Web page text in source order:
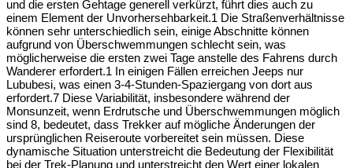
und die ersten Gehtage generell verkürzt, führt dies auch zu
einem Element der Unvorhersehbarkeit.1 Die Straßenverhältnisse
können sehr unterschiedlich sein, einige Abschnitte können
aufgrund von Überschwemmungen schlecht sein, was
möglicherweise die ersten zwei Tage anstelle des Fahrens durch
Wanderer erfordert.1 In einigen Fällen erreichen Jeeps nur
Lububesi, was einen 3-4-Stunden-Spaziergang von dort aus
erfordert.7 Diese Variabilität, insbesondere während der
Monsunzeit, wenn Erdrutsche und Überschwemmungen möglich
sind 8, bedeutet, dass Trekker auf mögliche Änderungen der
ursprünglichen Reiseroute vorbereitet sein müssen. Diese
dynamische Situation unterstreicht die Bedeutung der Flexibilität
bei der Trek-Planung und unterstreicht den Wert einer lokalen